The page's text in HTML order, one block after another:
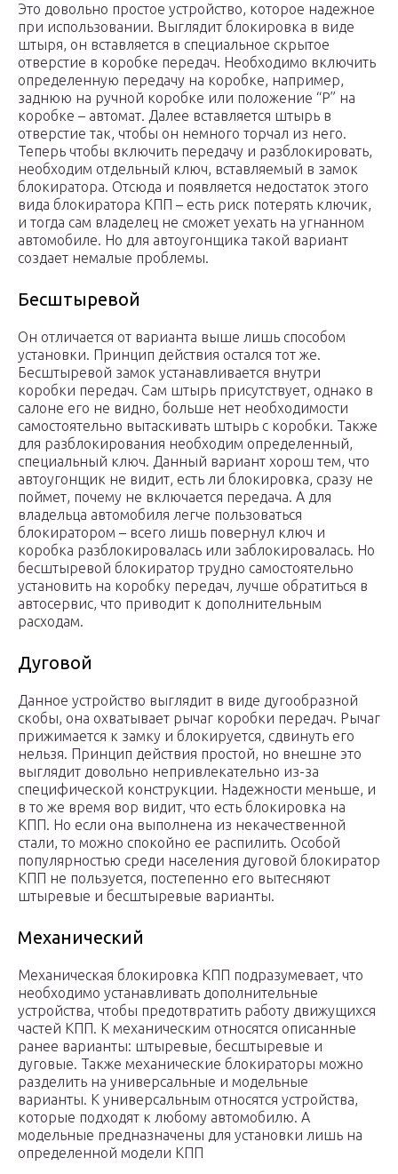
Это довольно простое устройство, которое надежное
при использовании. Выглядит блокировка в виде
штыря, он вставляется в специальное скрытое
отверстие в коробке передач. Необходимо включить
определенную передачу на коробке, например,
заднюю на ручной коробке или положение “P” на
коробке – автомат. Далее вставляется штырь в
отверстие так, чтобы он немного торчал из него.
Теперь чтобы включить передачу и разблокировать,
необходим отдельный ключ, вставляемый в замок
блокиратора. Отсюда и появляется недостаток этого
вида блокиратора КПП – есть риск потерять ключик,
и тогда сам владелец не сможет уехать на угнанном
автомобиле. Но для автоугонщика такой вариант
создает немалые проблемы.
Бесштыревой
Он отличается от варианта выше лишь способом
установки. Принцип действия остался тот же.
Бесштыревой замок устанавливается внутри
коробки передач. Сам штырь присутствует, однако в
салоне его не видно, больше нет необходимости
самостоятельно вытаскивать штырь с коробки. Также
для разблокирования необходим определенный,
специальный ключ. Данный вариант хорош тем, что
автоугонщик не видит, есть ли блокировка, сразу не
поймет, почему не включается передача. А для
владельца автомобиля легче пользоваться
блокиратором – всего лишь повернул ключ и
коробка разблокировалась или заблокировалась. Но
бесштыревой блокиратор трудно самостоятельно
установить на коробку передач, лучше обратиться в
автосервис, что приводит к дополнительным
расходам.
Дуговой
Данное устройство выглядит в виде дугообразной
скобы, она охватывает рычаг коробки передач. Рычаг
прижимается к замку и блокируется, сдвинуть его
нельзя. Принцип действия простой, но внешне это
выглядит довольно непривлекательно из-за
специфической конструкции. Надежности меньше, и
в то же время вор видит, что есть блокировка на
КПП. Но если она выполнена из некачественной
стали, то можно спокойно ее распилить. Особой
популярностью среди населения дуговой блокиратор
КПП не пользуется, постепенно его вытесняют
штыревые и бесштыревые варианты.
Механический
Механическая блокировка КПП подразумевает, что
необходимо устанавливать дополнительные
устройства, чтобы предотвратить работу движущихся
частей КПП. К механическим относятся описанные
ранее варианты: штыревые, бесштыревые и
дуговые. Также механические блокираторы можно
разделить на универсальные и модельные
варианты. К универсальным относятся устройства,
которые подходят к любому автомобилю. А
модельные предназначены для установки лишь на
определенной модели КПП